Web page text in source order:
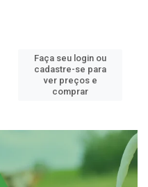
Faça seu login ou
cadastre-se para
ver preços e
comprar